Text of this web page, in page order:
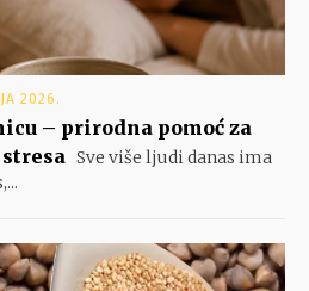
2026.
– prirodna pomoć za
Sve više ljudi danas ima